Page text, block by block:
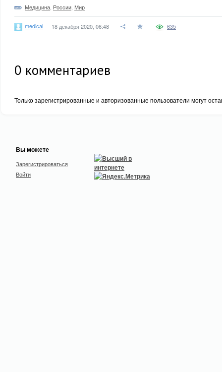
Медицина России Мир
medical 18 декабря 2020, 06:48 635
0 комментариев
Только зарегистрированные и авторизованные пользователи могут
Вы можете
Зарегистрироваться
Войти